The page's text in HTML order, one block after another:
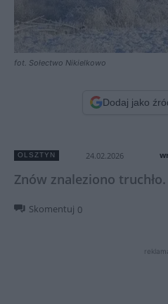
fot. Sołectwo Nikielkowo
Dodaj jako
OLSZTYN 24.02.2026
Znów znaleziono truchło.
Skomentuj 0